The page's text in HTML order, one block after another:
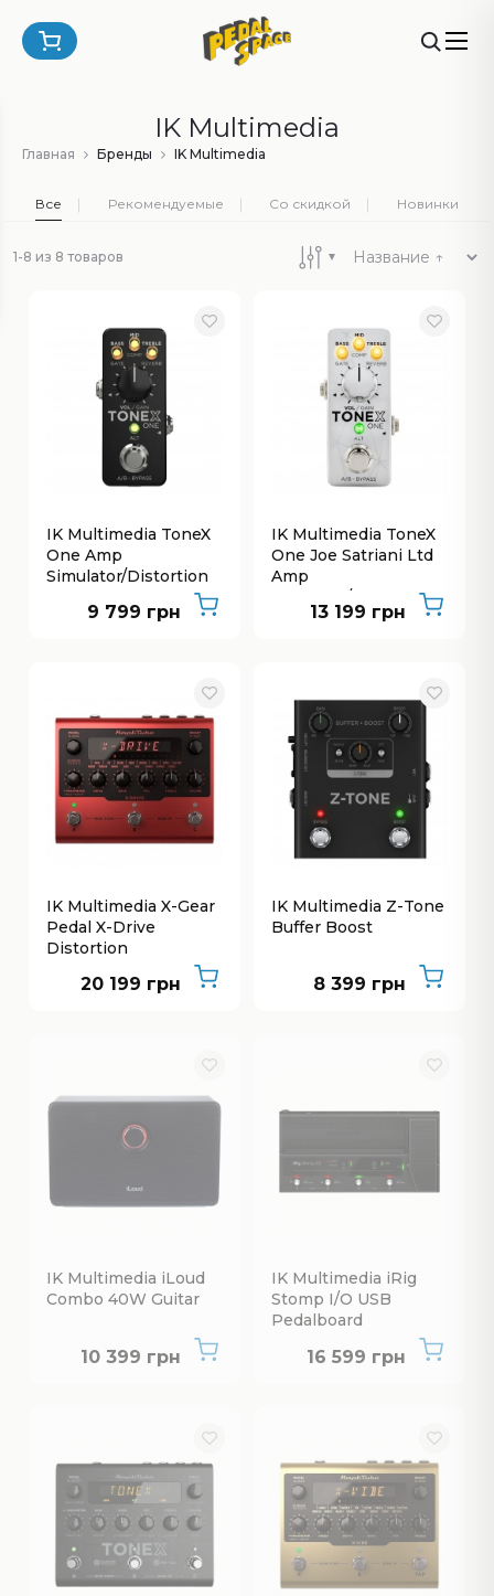
IK Multimedia
Главная Бренды IK Multimedia
Все Рекомендуемые Со скидкой Новинки
1-8 из 8 товаров
IK Multimedia ToneX
One Amp
Simulator/Distortion
9 799 грн
IK Multimedia ToneX
One Joe Satriani Ltd
Amp
Simulator/Distortion
13 199 грн
IK Multimedia X-Gear
Pedal X-Drive
Distortion
20 199 грн
IK Multimedia Z-Tone
Buffer Boost
8 399 грн
IK Multimedia iLoud
Combo 40W Guitar
10 399 грнНет в наличии
IK Multimedia iRig
Stomp I/O USB
Pedalboard
16 599 грнНет в наличии